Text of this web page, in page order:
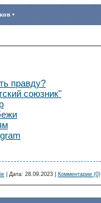
•
правду?
союзник"
Дата: 28.09.2023 Комментарии (0)